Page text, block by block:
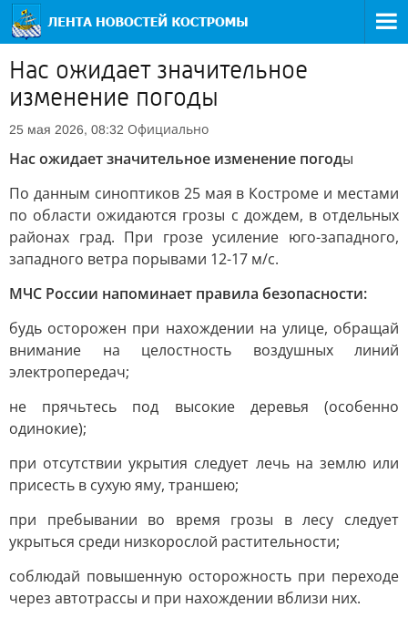
Нас ожидает значительное
изменение погоды
25 мая 2026, 08:32 Официально
Нас ожидает значительное изменение погоды
По данным синоптиков 25 мая в Костроме и местами
по области ожидаются грозы с дождем, в отдельных
районах град. При грозе усиление юго-западного,
западного ветра порывами 12-17 м/с.
МЧС России напоминает правила безопасности:
будь осторожен при нахождении на улице, обращай
внимание на целостность воздушных линий
электропередач;
не прячьтесь под высокие деревья (особенно
одинокие);
при отсутствии укрытия следует лечь на землю или
присесть в сухую яму, траншею;
при пребывании во время грозы в лесу следует
укрыться среди низкорослой растительности;
соблюдай повышенную осторожность при переходе
через автотрассы и при нахождении вблизи них.